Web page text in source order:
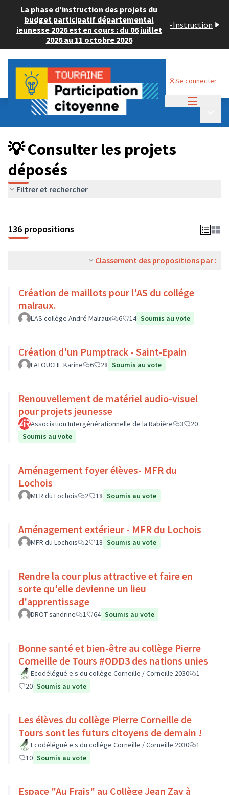
La phase d'instruction des projets du
budget participatif départemental
jeunesse 2026 est en cours : du 06 juillet
2026 au 11 octobre 2026
-Instruction
Se connecter
Budget Participatif JEUNESSE 2024
💡 Consulter les projets déposés
💡 Consulter les projets
déposés
Filtrer et rechercher
136 propositions
Classement des propositions par :
Création de maillots pour l'AS du collége
malraux.
L'AS collège André Malraux 6 14 Soumis au vote
Création d'un Pumptrack - Saint-Epain
LATOUCHE Karine 6 28 Soumis au vote
Renouvellement de matériel audio-visuel
pour projets jeunesse
Association Intergénérationnelle de la Rabière 3
20
Soumis au vote
Aménagement foyer élèves- MFR du
Lochois
MFR du Lochois 2 18 Soumis au vote
Aménagement extérieur - MFR du Lochois
MFR du Lochois 2 18 Soumis au vote
Rendre la cour plus attractive et faire en
sorte qu'elle devienne un lieu
d'apprentissage
DROT sandrine 1 64 Soumis au vote
Bonne santé et bien-être au collège Pierre
Corneille de Tours #ODD3 des nations unies
Ecodélégué.e.s du collège Corneille / Corneille 2030
1
20 Soumis au vote
Les élèves du collège Pierre Corneille de
Tours sont les futurs citoyens de demain !
Ecodélégué.e.s du collège Corneille / Corneille 2030
1
10 Soumis au vote
Espace "Au Frais" au Collège Jean Zay à